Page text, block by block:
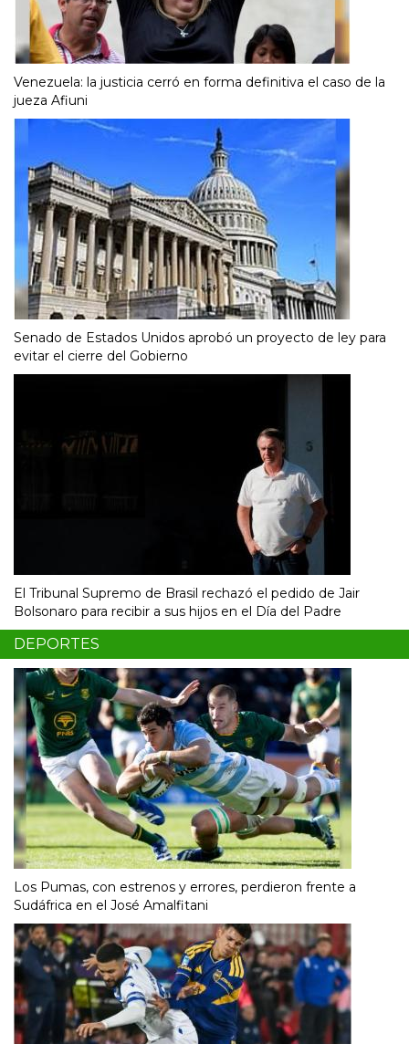
Venezuela: la justicia cerró en forma definitiva el caso de la
jueza Afiuni
Senado de Estados Unidos aprobó un proyecto de ley para
evitar el cierre del Gobierno
El Tribunal Supremo de Brasil rechazó el pedido de Jair
Bolsonaro para recibir a sus hijos en el Día del Padre
DEPORTES
Los Pumas, con estrenos y errores, perdieron frente a
Sudáfrica en el José Amalfitani